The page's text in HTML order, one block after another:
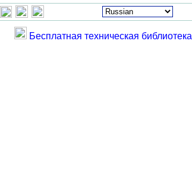
Бесплатная техническая библиотека